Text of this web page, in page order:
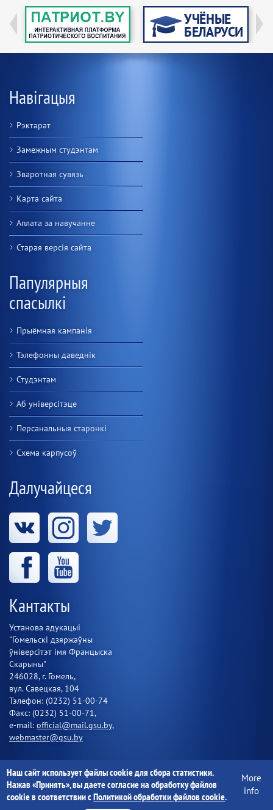
Навігацыя
Рэктарат
Замежным студэнтам
Зваротная сувязь
Карта сайта
Аплата за навучанне
Старая версiя сайта
Папулярныя
спасылкі
Прыёмная кампанія
Тэлефонны даведнік
Студэнтам
Аб універсітэце
Персанальныя старонкі
Схема карпусоў
Далучайцеся
Кантакты
Установа адукацыі
"Гомельскі дзяржаўны
ўніверсітэт імя Францыска
Скарыны"
246028, г. Гомель,
вул. Савецкая, 104
Тэлефон: (0232) 51-00-74
Факс: (0232) 51-00-71,
e-mail: official@mail.gsu.by,
webmaster@gsu.by
Установа адукацыі "Гомельскі дзяржаўны ўніверсітэт імя
Францыска Скарыны" 1997-2020
Наш сайт использует файлы cookie для сбора статистики.
Нажав «Принять», вы даете согласие на обработку файлов
cookie в соответствии сПолитикой обработки файлов cookie.
More
info